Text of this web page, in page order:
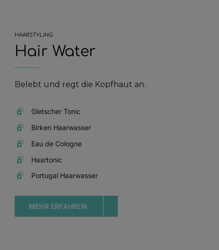
HAARSTYLING
Hair Water
Belebt und regt die Kopfhaut an.
Gletscher Tonic
Birken Haarwasser
Eau de Cologne
Haartonic
Portugal Haarwasser
MEHR ERFAHREN